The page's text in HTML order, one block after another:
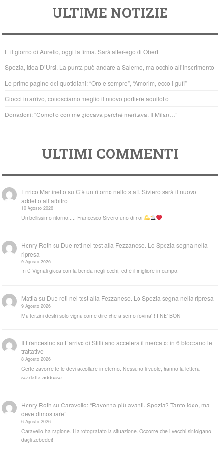
e
b
o
o
k
er
at
s
A
p
p
ULTIME NOTIZIE
È il giorno di Aurelio, oggi la firma. Sarà alter-ego di Obert
Spezia, idea D’Ursi. La punta può andare a Salerno, ma occhio all’inserimento
Le prime pagine dei quotidiani: “Oro e sempre”, “Amorim, ecco i gufi”
Ciocci in arrivo, conosciamo meglio il nuovo portiere aquilotto
Donadoni: “Comotto con me giocava perché meritava. Il Milan…”
ULTIMI COMMENTI
Enrico Martinetto suC’è un ritorno nello staff. Siviero sarà il nuovo
addetto all’arbitro
10 Agosto 2026
Un bellissimo ritorno..... Francesco Siviero uno di noi
Henry Roth su Due reti nel test alla Fezzanese. Lo Spezia segna nella
ripresa
9 Agosto 2026
In C Vignali gioca con la benda negli occhi, ed è il migliore in campo.
Mattia su Due reti nel test alla Fezzanese. Lo Spezia segna nella ripresa
9 Agosto 2026
Ma terzini destri solo vigna come dire che a semo rovina' ! I NE' BON
Il Francesino su L’arrivo di Stillitano accelera il mercato: in 6 bloccano le
trattative
8 Agosto 2026
Certe zavorre te le devi accollare in eterno. Nessuno li vuole, hanno la lettera
scarlatta addosso
Henry Roth suCaravello: “Ravenna più avanti. Spezia? Tante idee, ma
deve dimostrare”
6 Agosto 2026
Caravello ha ragione. Ha fotografato la situazione. Occorre che i vecchi sintolgano
dagli zebedei!